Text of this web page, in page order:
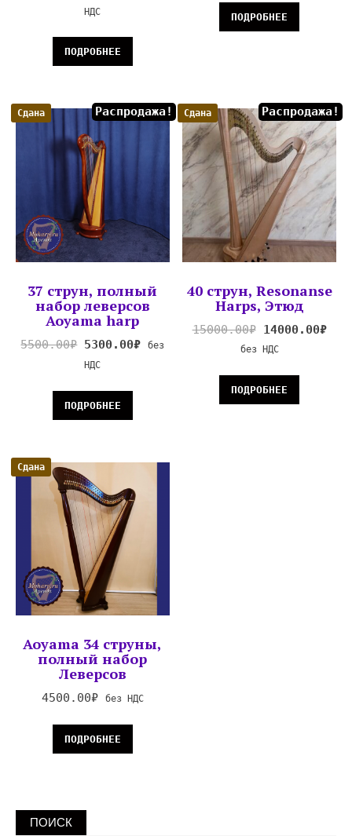
НДС
ПОДРОБНЕЕ
ПОДРОБНЕЕ
Сдана Распродажа!
37 струн, полный
набор леверсов
Aoyama harp
5500.00₽ 5300.00₽
без
НДС
ПОДРОБНЕЕ
Сдана Распродажа!
40 струн, Resonanse
Harps, Этюд
15000.00₽ 14000.00₽
без НДС
ПОДРОБНЕЕ
Сдана
Aoyama 34 струны,
полный набор
Леверсов
4500.00₽ без НДС
ПОДРОБНЕЕ
ПОИСК